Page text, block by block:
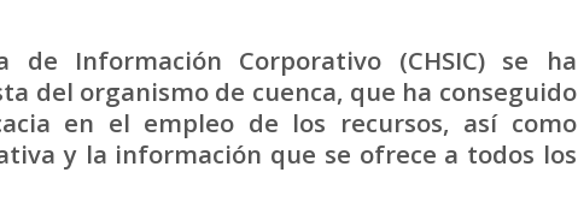
Información Corporativo (CHSIC) se ha
del organismo de cuenca, que ha conseguido
en el empleo de los recursos, así como
y la información que se ofrece a todos los